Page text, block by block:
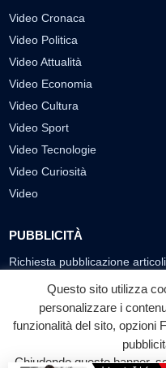
Video Cronaca
Video Politica
Video Attualità
Video Economia
Video Cultura
Video Sport
Video Tecnologie
Video Curiosità
Video
PUBBLICITÀ
Richiesta pubblicazione
SEGUICI SUI SOCIAL
f
Facebook
Questo sito utilizza
personalizzare i
funzionalità del sito, opzioni
Chiudendo questo banner,